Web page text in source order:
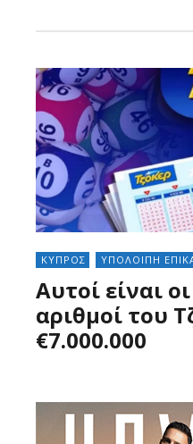
ΚΥΠΡΟΣ ΥΠΟΛΟΙΠΗ
Αυτοί είναι
αριθμοί του
€7.000.000